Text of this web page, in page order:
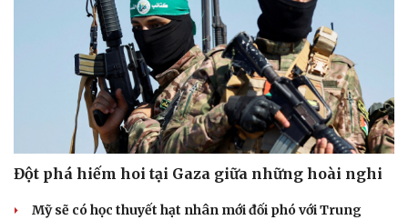
Đột phá hiếm hoi tại Gaza giữa những hoài nghi
Mỹ sẽ có học thuyết hạt nhân mới đối phó với Trung